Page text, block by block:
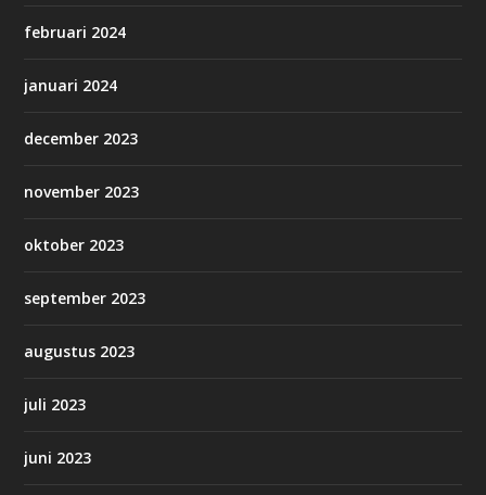
februari 2024
januari 2024
december 2023
november 2023
oktober 2023
september 2023
augustus 2023
juli 2023
juni 2023